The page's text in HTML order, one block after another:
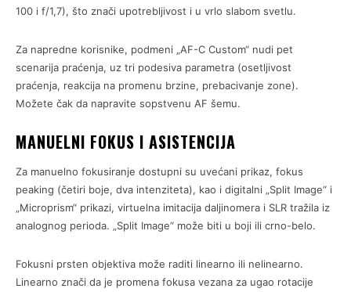
100 i f/1,7), što znači upotrebljivost i u vrlo slabom svetlu.
Za napredne korisnike, podmeni „AF-C Custom“ nudi pet
scenarija praćenja, uz tri podesiva parametra (osetljivost
praćenja, reakcija na promenu brzine, prebacivanje zone).
Možete čak da napravite sopstvenu AF šemu.
MANUELNI FOKUS I ASISTENCIJA
Za manuelno fokusiranje dostupni su uvećani prikaz, fokus
peaking (četiri boje, dva intenziteta), kao i digitalni „Split Image“ i
„Microprism“ prikazi, virtuelna imitacija daljinomera i SLR tražila iz
analognog perioda. „Split Image“ može biti u boji ili crno-belo.
Fokusni prsten objektiva može raditi linearno ili nelinearno.
Linearno znači da je promena fokusa vezana za ugao rotacije